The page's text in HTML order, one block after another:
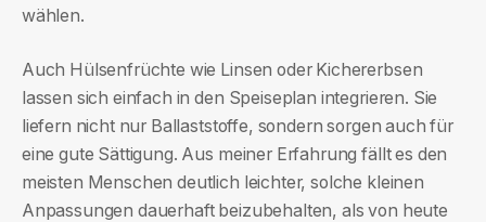
wählen.
Auch Hülsenfrüchte wie Linsen oder Kichererbsen
lassen sich einfach in den Speiseplan integrieren. Sie
liefern nicht nur Ballaststoffe, sondern sorgen auch für
eine gute Sättigung. Aus meiner Erfahrung fällt es den
meisten Menschen deutlich leichter, solche kleinen
Anpassungen dauerhaft beizubehalten, als von heute